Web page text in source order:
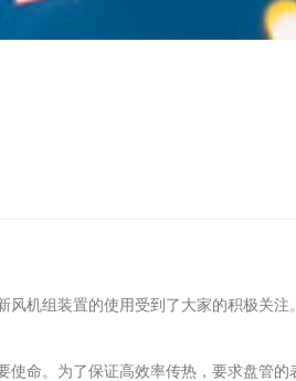
风机组装置的使用受到了大家的积极关
使命。为了保证高效率传热，要求盘管